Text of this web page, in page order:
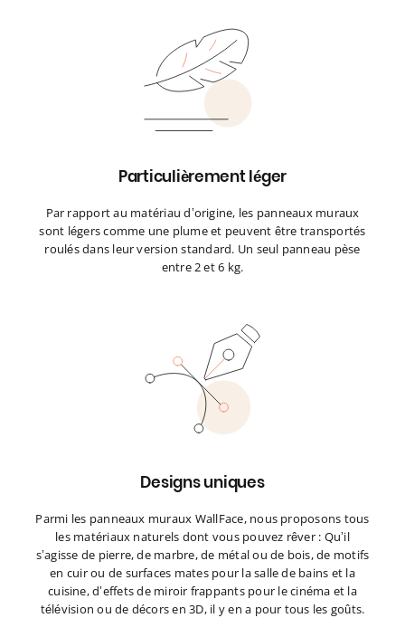
Particulièrement léger
Par rapport au matériau d’origine, les panneaux muraux
sont légers comme une plume et peuvent être transportés
roulés dans leur version standard. Un seul panneau pèse
entre 2 et 6 kg.
Designs uniques
Parmi les panneaux muraux WallFace, nous proposons tous
les matériaux naturels dont vous pouvez rêver : Qu’il
s’agisse de pierre, de marbre, de métal ou de bois, de motifs
en cuir ou de surfaces mates pour la salle de bains et la
cuisine, d’effets de miroir frappants pour le cinéma et la
télévision ou de décors en 3D, il y en a pour tous les goûts.